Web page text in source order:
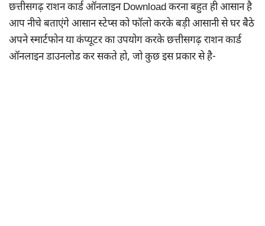
छत्तीसगढ़ राशन कार्ड ऑनलाइन Download करना बहुत ही आसान है
आप नीचे बताएंगे आसान स्टेप्स को फॉलो करके बड़ी आसानी से घर बैठे
अपने स्मार्टफोन या कंप्यूटर का उपयोग करके छत्तीसगढ़ राशन कार्ड
ऑनलाइन डाउनलोड कर सकते हो, जो कुछ इस प्रकार से है-